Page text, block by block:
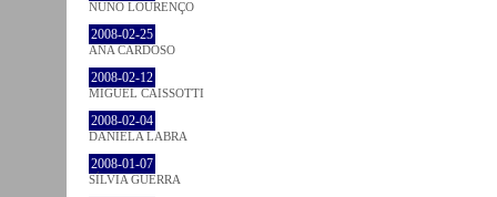
NUNO LOURENÇO
2008-02-25
ANA CARDOSO
2008-02-12
MIGUEL CAISSOTTI
2008-02-04
DANIELA LABRA
2008-01-07
SÍLVIA GUERRA